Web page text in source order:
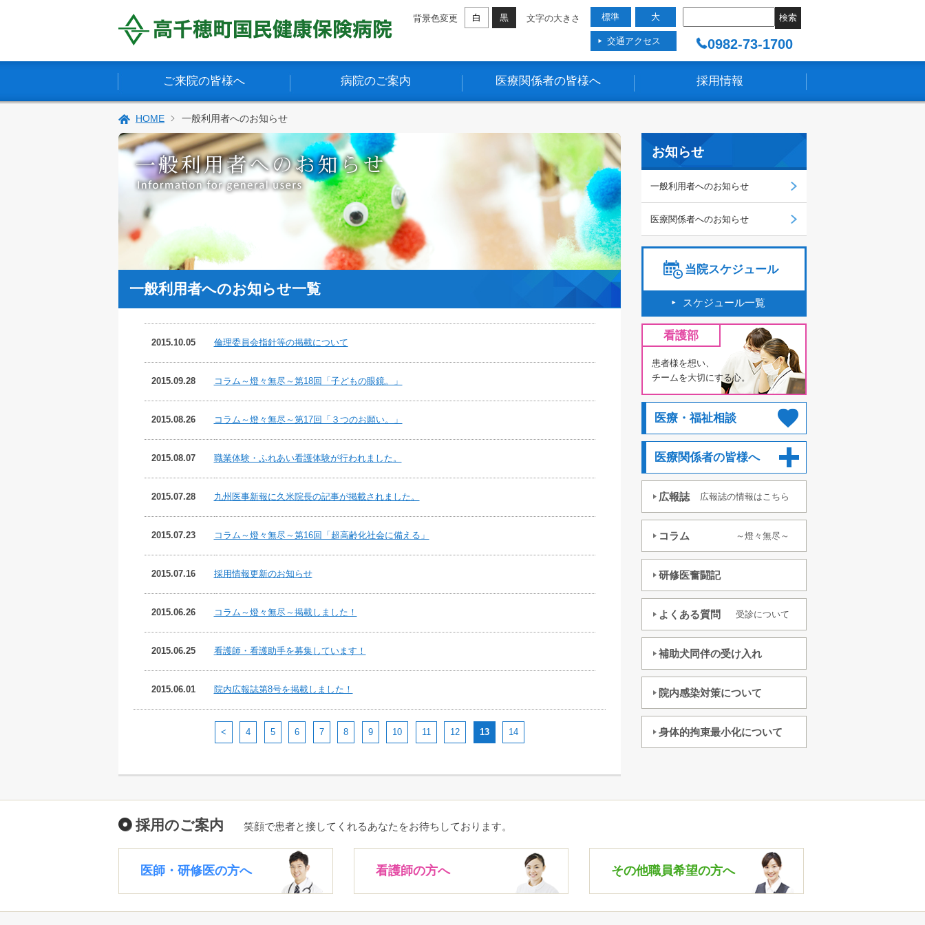
背景色変更 白 黒 文字の大きさ 標準 大
交通アクセス 0982-73-1700
ご来院の皆様へ 病院のご案内 医療関係者の皆様へ 採用情報
HOME 一般利用者へのお知らせ
一般利用者へのお知らせ一覧
2015.10.05 倫理委員会指針等の掲載について
2015.09.28 コラム～燈々無尽～第18回「子どもの眼鏡。」
2015.08.26 コラム～燈々無尽～第17回「３つのお願い。」
2015.08.07 職業体験・ふれあい看護体験が行われました。
2015.07.28 九州医事新報に久米院長の記事が掲載されました。
2015.07.23 コラム～燈々無尽～第16回「超高齢化社会に備える」
2015.07.16 採用情報更新のお知らせ
2015.06.26 コラム～燈々無尽～掲載しました！
2015.06.25 看護師・看護助手を募集しています！
2015.06.01 院内広報誌第8号を掲載しました！
< 4 5 6 7 8 9 10 11 12 13 14
お知らせ
一般利用者へのお知らせ
医療関係者へのお知らせ
当院スケジュール
スケジュール一覧
看護部
患者様を想い、
チームを大切にする心。
医療・福祉相談
医療関係者の皆様へ
広報誌 広報誌の情報はこちら
コラム ～燈々無尽～
研修医奮闘記
よくある質問 受診について
補助犬同伴の受け入れ
院内感染対策について
身体的拘束最小化について
採用のご案内 笑顔で患者と接してくれるあなたをお待ちしております。
医師・研修医の方へ 看護師の方へ その他職員希望の方へ